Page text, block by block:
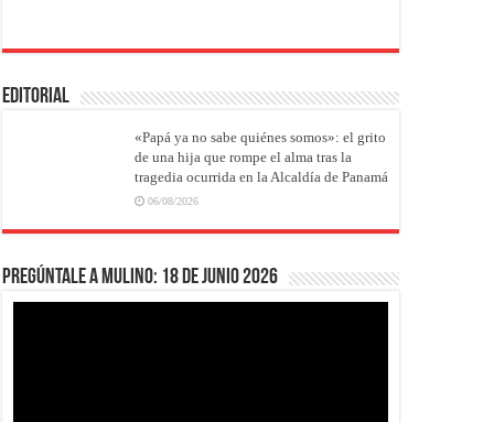
EDITORIAL
«Papá ya no sabe quiénes somos»: el grito
de una hija que rompe el alma tras la
tragedia ocurrida en la Alcaldía de Panamá
06/08/2026
Pregúntale a Mulino: 18 de junio 2026